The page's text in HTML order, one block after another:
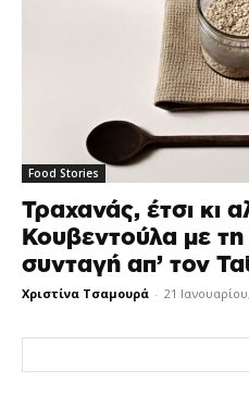
Food Stories
Τραχανάς, έτσι κι
Κουβεντούλα με
συνταγή απ’ τον
Χριστίνα Τσαμουρά - 21